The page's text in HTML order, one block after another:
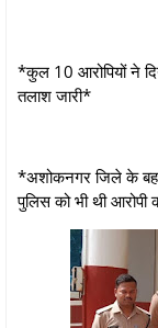
*कुल 10 आरोपियों ने
तलाश जारी*
*अशोकनगर जिले के
पुलिस को भी थी आरोपी